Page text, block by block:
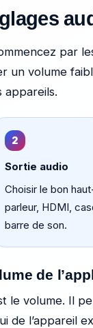
par
un volume
appareils.
2
Sortie audio
Choisir le bon
parleur, HDMI,
barre de son.
de
le volume. Il
de l’appareil